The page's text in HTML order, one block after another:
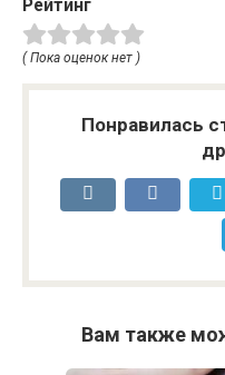
Рейтинг
( Пока оценок нет )
Понравилась
Вам также